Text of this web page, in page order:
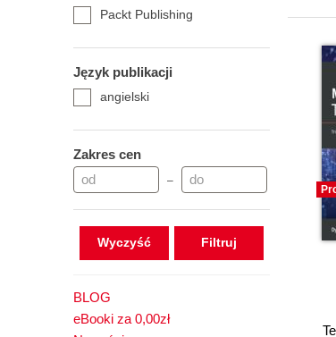
Packt Publishing
Język publikacji
angielski
Zakres cen
–
Wyczyść
BLOG
eBooki za 0,00zł